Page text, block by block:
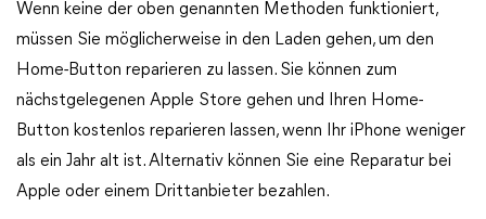
Wenn keine der oben genannten Methoden funktioniert,
müssen Sie möglicherweise in den Laden gehen, um den
Home-Button reparieren zu lassen. Sie können zum
nächstgelegenen Apple Store gehen und Ihren Home-
Button kostenlos reparieren lassen, wenn Ihr iPhone weniger
als ein Jahr alt ist. Alternativ können Sie eine Reparatur bei
Apple oder einem Drittanbieter bezahlen.